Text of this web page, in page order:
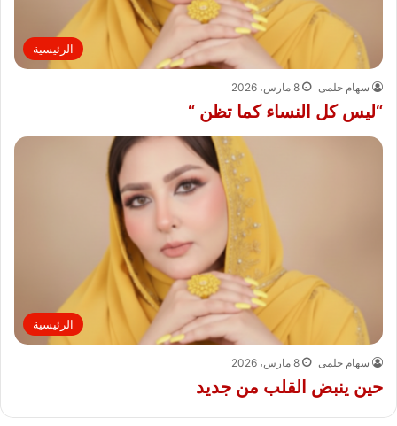
الرئيسية
سهام حلمى 8 مارس، 2026
“ليس كل النساء كما تظن “
الرئيسية
سهام حلمى 8 مارس، 2026
حين ينبض القلب من جديد